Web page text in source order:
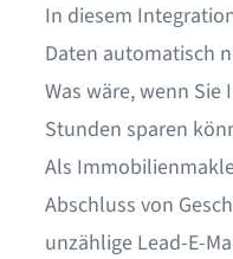
In diesem
Daten automatisch
Was wäre, wenn
Stunden sparen
Als
Abschluss von
unzählige Lead-E-